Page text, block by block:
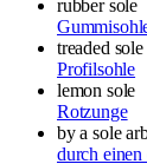
rubber sole
treaded sole
Profilsohle
lemon sole
Rotzunge
by a sole
durch